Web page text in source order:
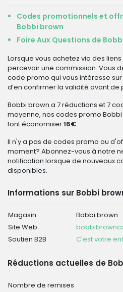
Codes promotionnels et
Bobbi brown
Foire Aux Questions de
Lorsque vous achetez via des
percevoir une commission. Vous
code promo qui vous intéresse
d’en confirmer la validité avant
Bobbi brown a 7 réductions et 7
moyenne, nos codes promo
font économiser16€.
Il n'y a pas de codes promo ou
moment? Abonnez-vous à notre
notification lorsque de nouveaux
disponibles.
Informations sur Bobbi
Magasin
Bobbi brown
Site Web
Soutien B2B
C'est votre
Réductions actuelles de
Nombre de remises